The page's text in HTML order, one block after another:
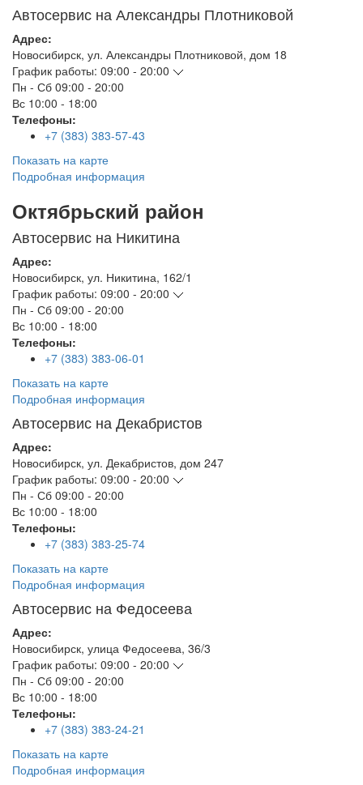
Автосервис на Александры Плотниковой
Адрес:
Новосибирск, ул. Александры Плотниковой, дом 18
График работы: 09:00 - 20:00
Пн - Сб 09:00 - 20:00
Вс 10:00 - 18:00
Телефоны:
+7 (383) 383-57-43
Показать на карте
Подробная информация
Октябрьский район
Автосервис на Никитина
Адрес:
Новосибирск, ул. Никитина, 162/1
График работы: 09:00 - 20:00
Пн - Сб 09:00 - 20:00
Вс 10:00 - 18:00
Телефоны:
+7 (383) 383-06-01
Показать на карте
Подробная информация
Автосервис на Декабристов
Адрес:
Новосибирск, ул. Декабристов, дом 247
График работы: 09:00 - 20:00
Пн - Сб 09:00 - 20:00
Вс 10:00 - 18:00
Телефоны:
+7 (383) 383-25-74
Показать на карте
Подробная информация
Автосервис на Федосеева
Адрес:
Новосибирск, улица Федосеева, 36/3
График работы: 09:00 - 20:00
Пн - Сб 09:00 - 20:00
Вс 10:00 - 18:00
Телефоны:
+7 (383) 383-24-21
Показать на карте
Подробная информация